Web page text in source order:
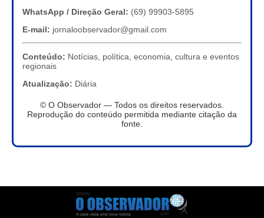
WhatsApp / Direção Geral: (69) 99903-5895
E-mail: jornaloobservador@gmail.com
Conteúdo: Notícias, política, economia, cultura e eventos
regionais
Atualização: Diária
© O Observador — Todos os direitos reservados.
Reprodução do conteúdo permitida mediante citação da
fonte.